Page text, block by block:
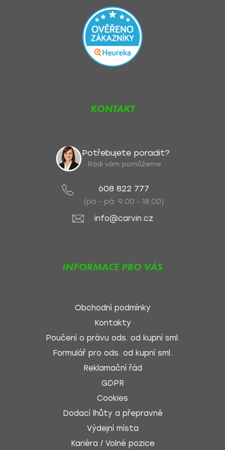
KONTAKT
Potřebujete poradit?
Rádi vám pomůžeme.
608 822 777
(po - pá: 9:00 - 18:00)
info@carvin.cz
INFORMACE PRO VÁS
Obchodní podmínky
Kontakty
Poučení o právu ods. od kupní sml.
Formulář pro ods. od kupní sml.
Reklamační řád
GDPR
Cookies
Dodací lhůty a přepravné
Výdejní místa
Kariéra / Volné pozice